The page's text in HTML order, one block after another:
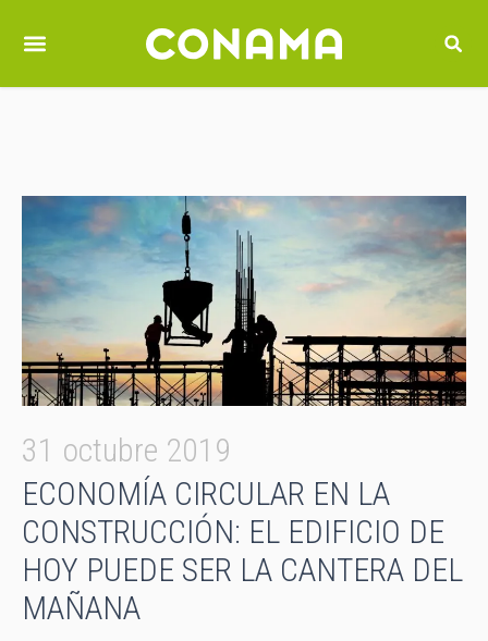
31 octubre 2019
ECONOMÍA CIRCULAR EN LA
CONSTRUCCIÓN: EL EDIFICIO DE
HOY PUEDE SER LA CANTERA DEL
MAÑANA